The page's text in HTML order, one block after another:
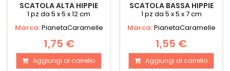
SCATOLA ALTA HIPPIE
1 pz da 5 x 5 x 12 cm
Marca:PianetaCaramelle
1,75 €
Aggiungi al carrello
SCATOLA BASSA HIPPIE
1 pz da 5 x 5 x 7 cm
Marca:PianetaCaramelle
1,55 €
Aggiungi al carrello